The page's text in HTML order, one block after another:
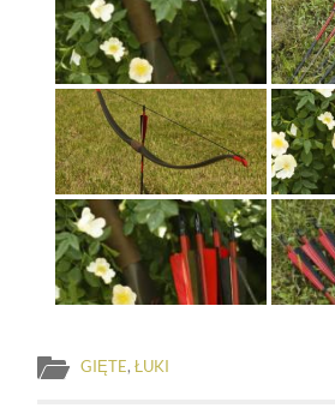
GIĘTE,ŁUKI